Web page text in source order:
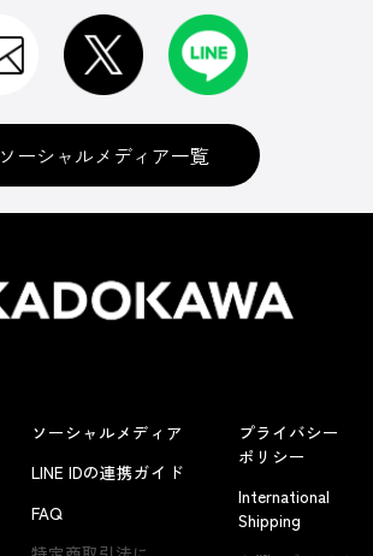
よくあるお問い合わせ
ソーシャルメディア一覧
ソーシャルメディア
LINE IDの連携ガイド
FAQ
プライバシー
ポリシー
International
Shipping